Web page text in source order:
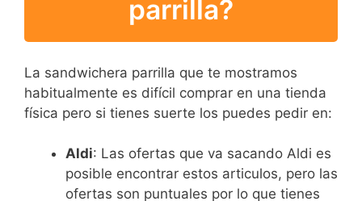
parrilla?
La sandwichera parrilla que te mostramos
habitualmente es difícil comprar en una tienda
física pero si tienes suerte los puedes pedir en:
Aldi: Las ofertas que va sacando Aldi es
posible encontrar estos articulos, pero las
ofertas son puntuales por lo que tienes